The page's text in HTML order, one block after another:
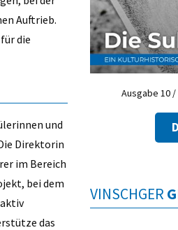
Auftrieb.
die
und
Direktorin
im Bereich
bei dem
das
Ausgabe 10 /
VINSCHGER